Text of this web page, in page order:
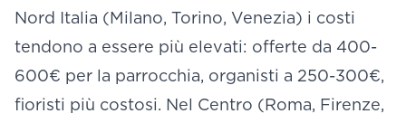
Nord Italia (Milano, Torino, Venezia) i costi
tendono a essere più elevati: offerte da 400-
600€ per la parrocchia, organisti a 250-300€,
fioristi più costosi. Nel Centro (Roma, Firenze,